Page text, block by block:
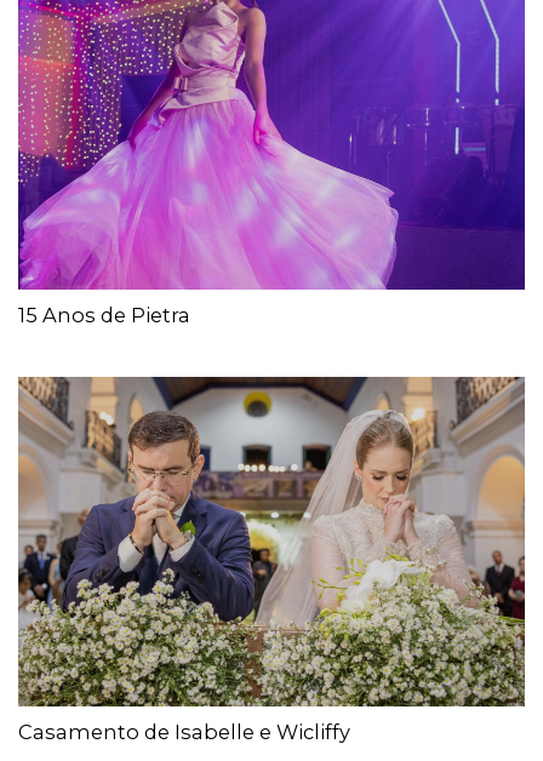
15 Anos de Pietra
Casamento de Isabelle e Wicliffy